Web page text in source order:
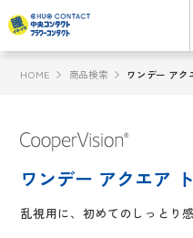
HOME 商品検索 ワンデー アク
ワンデー アクエア
乱視用に、初めてのしっとり感